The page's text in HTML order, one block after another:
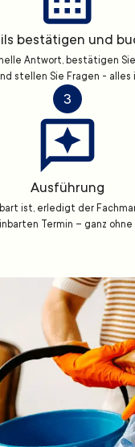
bestätigen und
Antwort, bestätigen
stellen Sie Fragen - alles
3
Ausführung
ist, erledigt der
Termin – ganz ohne